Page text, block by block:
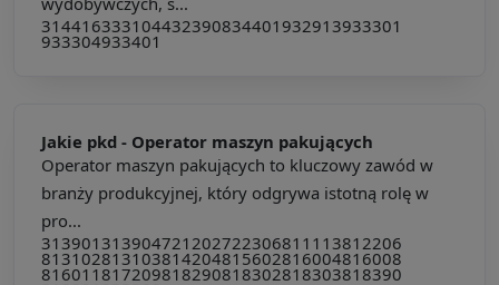
314416333104432390834401 932913933301
933304933401
Jakie pkd - Operator maszyn pakujących
Operator maszyn pakujących to kluczowy zawód w
branży produkcyjnej, który odgrywa istotną rolę w
pro...
313901313904721202722306811113812206
813102813103814204815602816004816008
816011817209818290818302818303818390